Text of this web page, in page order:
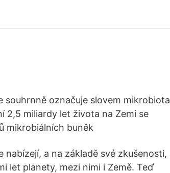
souhrnně označuje slovem mikrobiota
2,5 miliardy let života na Zemi se
mikrobiálních buněk
nabízejí, a na základě své zkušenosti,
let planety, mezi nimi i Země. Teď